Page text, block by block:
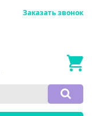
Заказать звонок